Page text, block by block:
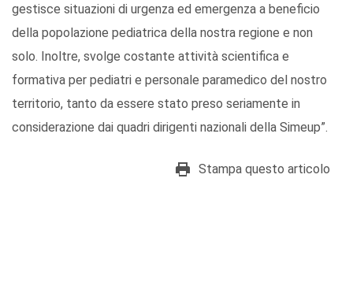
gestisce situazioni di urgenza ed emergenza a beneficio
della popolazione pediatrica della nostra regione e non
solo. Inoltre, svolge costante attività scientifica e
formativa per pediatri e personale paramedico del nostro
territorio, tanto da essere stato preso seriamente in
considerazione dai quadri dirigenti nazionali della Simeup”.
Stampa questo articolo